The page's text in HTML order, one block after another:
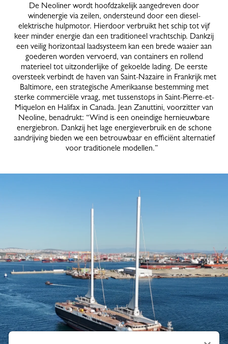
De Neoliner wordt hoofdzakelijk aangedreven door
windenergie via zeilen, ondersteund door een diesel-
elektrische hulpmotor. Hierdoor verbruikt het schip tot vijf
keer minder energie dan een traditioneel vrachtschip. Dankzij
een veilig horizontaal laadsysteem kan een brede waaier aan
goederen worden vervoerd, van containers en rollend
materieel tot uitzonderlijke of gekoelde lading. De eerste
oversteek verbindt de haven van Saint-Nazaire in Frankrijk met
Baltimore, een strategische Amerikaanse bestemming met
sterke commerciële vraag, met tussenstops in Saint-Pierre-et-
Miquelon en Halifax in Canada. Jean Zanuttini, voorzitter van
Neoline, benadrukt: “Wind is een oneindige hernieuwbare
energiebron. Dankzij het lage energieverbruik en de schone
aandrijving bieden we een betrouwbaar en efficiënt alternatief
voor traditionele modellen.”